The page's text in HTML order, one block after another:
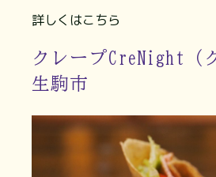
詳しくはこちら
クレープCreNight（
生駒市